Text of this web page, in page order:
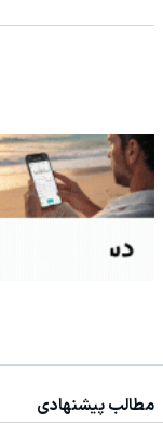
مطالب پیشنهادی